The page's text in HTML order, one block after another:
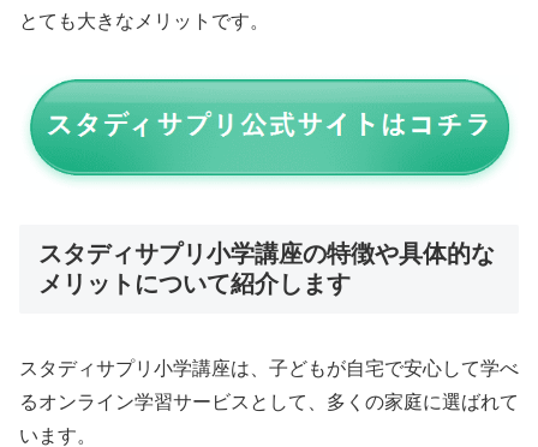
とても大きなメリットです。
スタディサプリ小学講座の特徴や具体的な
メリットについて紹介します
スタディサプリ小学講座は、子どもが自宅で安心して学べ
るオンライン学習サービスとして、多くの家庭に選ばれて
います。